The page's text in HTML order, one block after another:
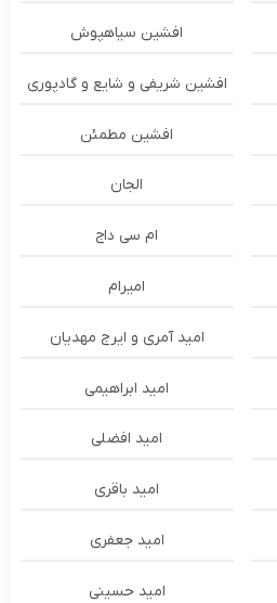
افشین سیاهپوش
افشین شریفی و شایع و گادپوری
افشین مطمئن
الجان
ام سی داج
اميرام
امید آمری و ایرج مهدیان
امید ابراهیمی
امید افضلی
امید باقری
امید جعفری
امید حسینی